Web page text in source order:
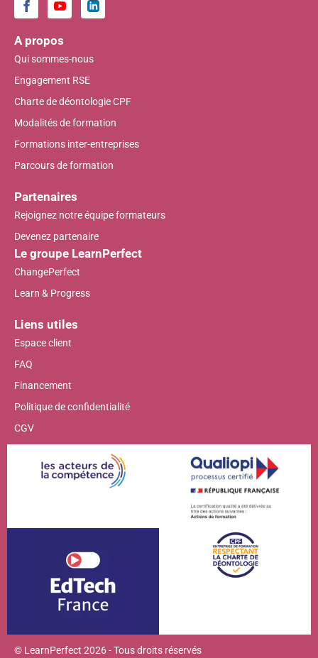
A propos
Qui sommes-nous
Engagement RSE
Charte de déontologie CPF
Modalités de formation
Formations inter-entreprises
Parcours de formation
Partenaires
Rejoignez notre équipe formateurs
Devenez partenaire
Le groupe LearnPerfect
ChangePerfect
Learn & Progress
Liens utiles
Espace client
FAQ
Financement
Politique de confidentialité
CGV
© LearnPerfect 2026 - Tous droits réservés